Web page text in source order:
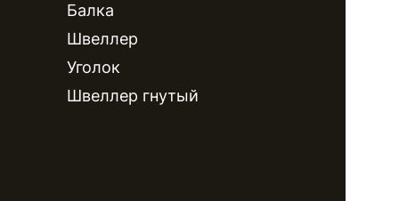
Балка
Швеллер
Уголок
Швеллер гнутый